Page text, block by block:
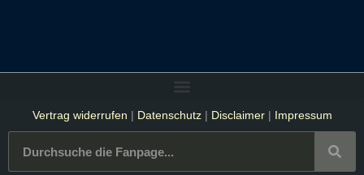
Vertrag widerrufen | Datenschutz| Disclaimer| Impressum